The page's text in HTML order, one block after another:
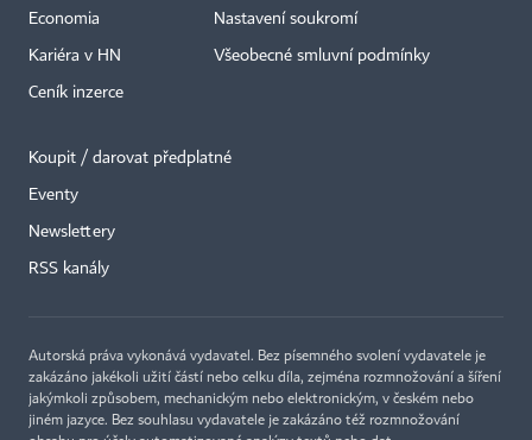
Economia
Kariéra v HN
Ceník inzerce
Nastavení soukromí
Všeobecné smluvní podmínky
Koupit / darovat předplatné
Eventy
Newslettery
RSS kanály
Autorská práva vykonává vydavatel. Bez písemného svolení vydavatele je
zakázáno jakékoli užití částí nebo celku díla, zejména rozmnožování a šíření
jakýmkoli způsobem, mechanickým nebo elektronickým, v českém nebo
jiném jazyce. Bez souhlasu vydavatele je zakázáno též rozmnožování